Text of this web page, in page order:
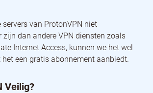
servers van ProtonVPN niet
zijn dan andere VPN diensten zoals
Internet Access, kunnen we het wel
een gratis abonnement aanbiedt.
Veilig?